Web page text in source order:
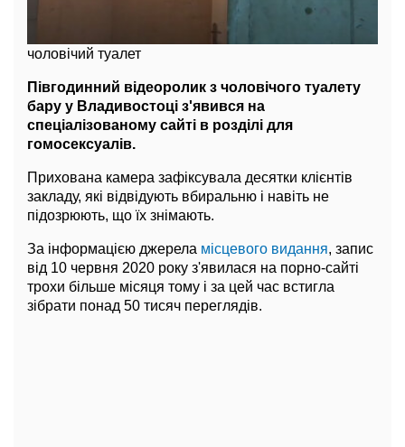
чоловічий туалет
Півгодинний відеоролик з чоловічого туалету
бару у Владивостоці з'явився на
спеціалізованому сайті в розділі для
гомосексуалів.
Прихована камера зафіксувала десятки клієнтів
закладу, які відвідують вбиральню і навіть не
підозрюють, що їх знімають.
За інформацією джерела місцевого видання, запис
від 10 червня 2020 року з'явилася на порно-сайті
трохи більше місяця тому і за цей час встигла
зібрати понад 50 тисяч переглядів.